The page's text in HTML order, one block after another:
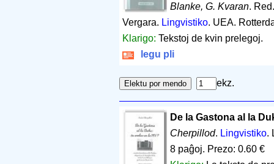
Blanke, G. Kvaran.
Vergara. Lingvistiko. UEA.
Klarigo: Tekstoj de kvin prelegoj.
legu pli
ekz.
De la Gastona al la
Cherpillod. Lingvistiko.
8 paĝoj. Prezo: 0.60 €